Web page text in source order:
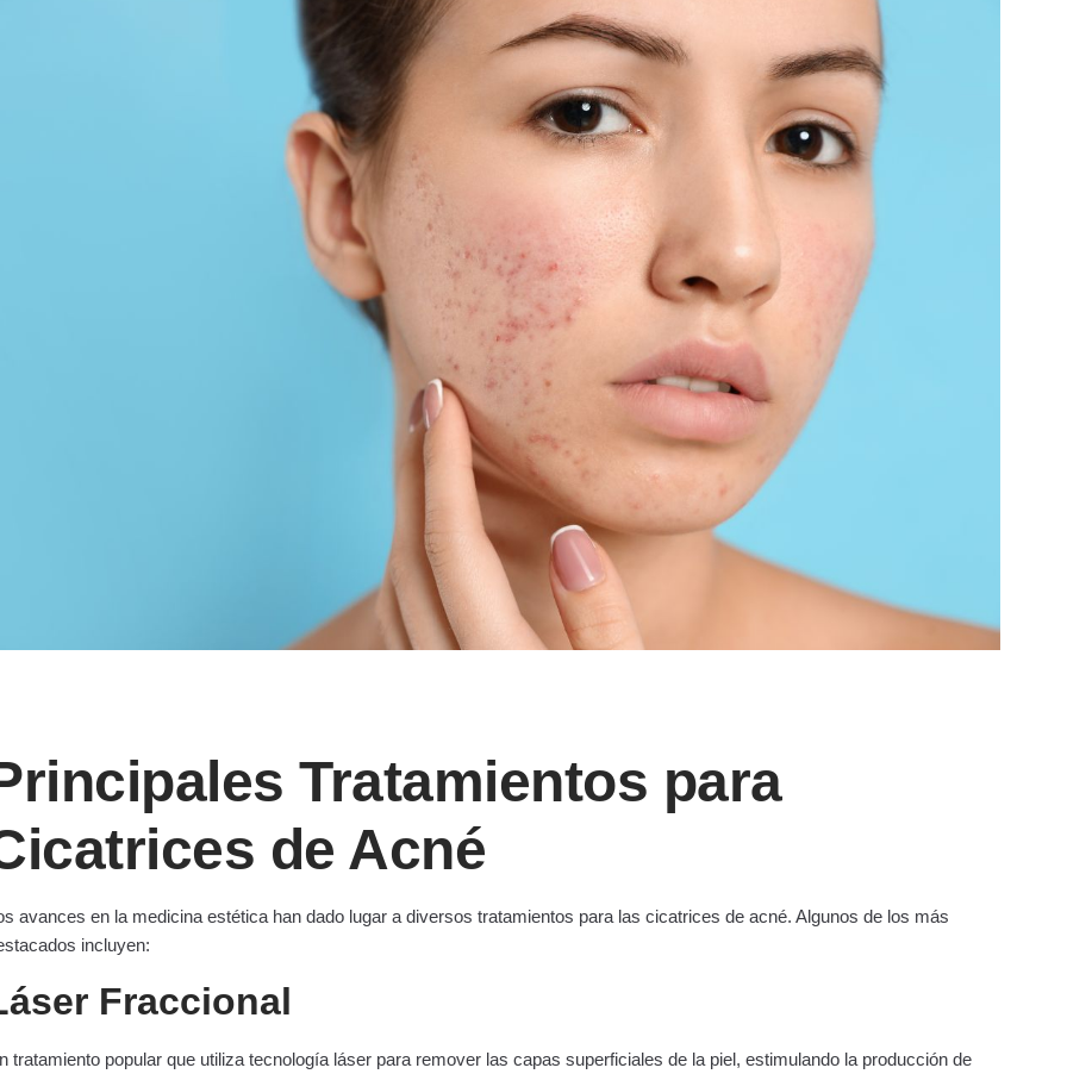
Tratamientos para
de Acné
avances en la medicina estética han dado lugar a diversos tratamientos para las cicatrices de acné. Algunos de los más
incluyen:
Fraccional
tratamiento popular que utiliza tecnología láser para remover las capas superficiales de la piel, estimulando la producción de